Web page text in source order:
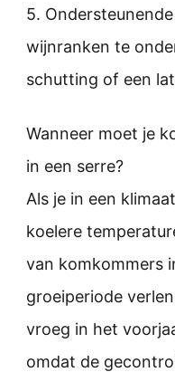
5.
wijnranken te
schutting of een
Wanneer moet je
in een serre?
Als je in een
koelere
van komkommers
groeiperiode
vroeg in het
omdat de